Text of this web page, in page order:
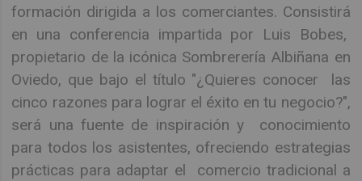
formación dirigida a los comerciantes. Consistirá
en una conferencia impartida por Luis Bobes,
propietario de la icónica Sombrerería Albiñana en
Oviedo, que bajo el título "¿Quieres conocer las
cinco razones para lograr el éxito en tu negocio?",
será una fuente de inspiración y conocimiento
para todos los asistentes, ofreciendo estrategias
prácticas para adaptar el comercio tradicional a